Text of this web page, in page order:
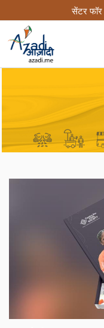
to
content
सेंटर फॉर